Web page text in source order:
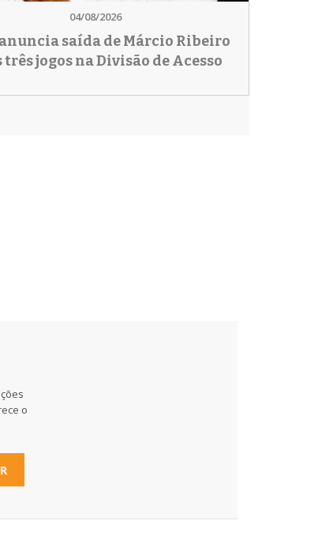
04/08/2026
saída de Márcio Ribeiro
três jogos na Divisão de Acesso
o